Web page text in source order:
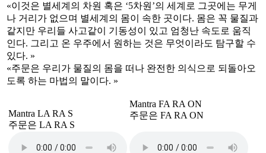
«이것은 별세계의 차원 혹은 ‘5차원’의 세계로 그곳에는 무게
나 거리가 없으며 별세계의 몸이 속한 곳이다. 몸은 꼭 물질과
같지만 우리들 사고같이 기동성이 있고 엄청난 속도로 움직
인다. 그리고 온 우주에서 원하는 것은 무엇이라도 탐구할 수
있다. »
«주문은 우리가 물질의 몸을 떠나 완전한 의식으로 되돌아오
도록 하는 마법의 말이다. »
Mantra LA RA S
주문은 LA RA S
Mantra FA RA ON
주문은 FA RA ON